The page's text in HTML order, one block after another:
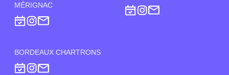
MÉRIGNAC
BORDEAUX CHARTRONS